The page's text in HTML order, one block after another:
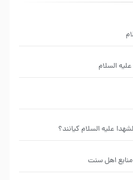
السلام
علیه ‌السلام کیانند؟
منابع اهل سنت